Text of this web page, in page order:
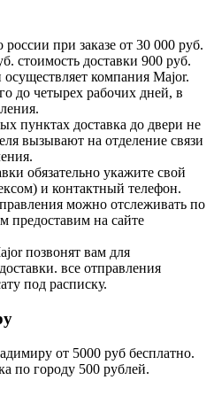
россии при заказе от 30 000 руб.
стоимость доставки 900 руб.
компания Major.
до четырех рабочих дней, в
пунктах доставка до двери не
вызывают на отделение связи
обязательно укажите свой
и контактный телефон.
можно отслеживать по
предоставим на сайте
позвонят вам для
все отправления
под расписку.
от 5000 руб бесплатно.
по городу 500 рублей.